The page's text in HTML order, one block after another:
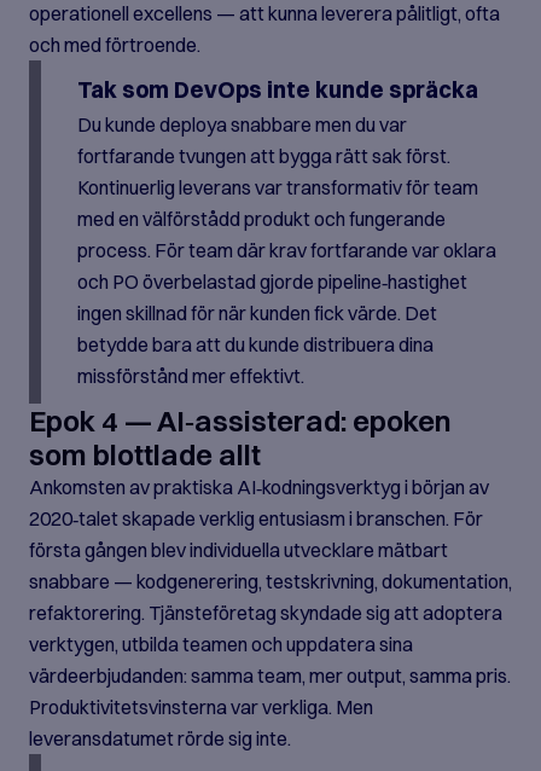
operationell excellens — att kunna leverera pålitligt, ofta
och med förtroende.
Tak som DevOps inte kunde spräcka
Du kunde deploya snabbare men du var
fortfarande tvungen att bygga rätt sak först.
Kontinuerlig leverans var transformativ för team
med en välförstådd produkt och fungerande
process. För team där krav fortfarande var oklara
och PO överbelastad gjorde pipeline‑hastighet
ingen skillnad för när kunden fick värde. Det
betydde bara att du kunde distribuera dina
missförstånd mer effektivt.
Epok 4 — AI‑assisterad: epoken
som blottlade allt
Ankomsten av praktiska AI‑kodningsverktyg i början av
2020‑talet skapade verklig entusiasm i branschen. För
första gången blev individuella utvecklare mätbart
snabbare — kodgenerering, testskrivning, dokumentation,
refaktorering. Tjänsteföretag skyndade sig att adoptera
verktygen, utbilda teamen och uppdatera sina
värdeerbjudanden: samma team, mer output, samma pris.
Produktivitetsvinsterna var verkliga. Men
leveransdatumet rörde sig inte.